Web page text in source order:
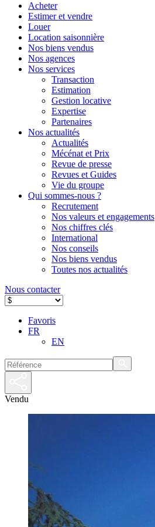
Acheter
Estimer et vendre
Louer
Location saisonnière
Nos biens vendus
Nos agences
Nos services
Transaction
Estimation
Gestion locative
Expertise
Partenaires
Nos actualités
Actualités
Mécénat et Prix
Revue de presse
Revues et Guides
Vie du groupe
Qui sommes-nous ?
Recrutement
Nos valeurs et engagements
Nos chiffres clés
International
Nos conseils
Nos biens vendus
Toutes nos actualités
Nous contacter
Favoris
FR
EN
Vendu